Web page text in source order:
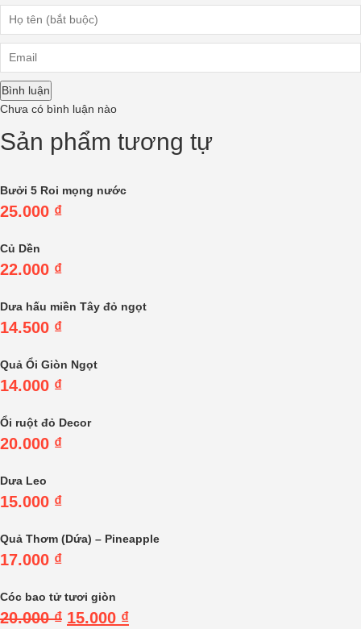
Bình luận
Chưa có bình luận nào
Sản phẩm tương tự
Bưởi 5 Roi mọng nước
25.000 ₫
Củ Dền
22.000 ₫
Dưa hấu miền Tây đỏ ngọt
14.500 ₫
Quả Ổi Giòn Ngọt
14.000 ₫
Ổi ruột đỏ Decor
20.000 ₫
Dưa Leo
15.000 ₫
Quả Thơm (Dứa) – Pineapple
17.000 ₫
Cóc bao tử tươi giòn
20.000₫ 15.000 ₫